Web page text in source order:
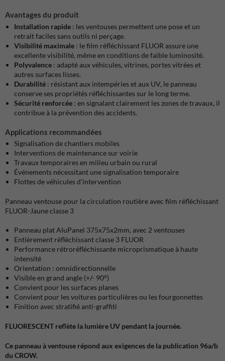
Avantages du produit
Installation rapide : les ventouses permettent une pose et un
retrait faciles sans outils ni perçage.
Visibilité maximale : le film réfléchissant FLUOR assure une
excellente visibilité, même en conditions de faible luminosité.
Polyvalence : adapté aux véhicules, vitrines, portes vitrées et
autres surfaces lisses.
Durabilité : résistant aux intempéries et aux UV, le panneau
conserve ses propriétés réfléchissantes sur le long terme.
Sécurité renforcée : en signalant clairement les zones de travaux, il
contribue à la prévention des accidents.
Applications recommandées
Signalisation de chantiers mobiles
Interventions de maintenance sur voirie
Travaux temporaires en milieu urbain ou rural
Événements nécessitant une signalisation temporaire
Flottes de véhicules d'intervention
Panneau ventouse pour la circulation routière avec film réfléchissant
FLUOR-Jaune classe 3
Panneau plat AluPanel 375x75x2mm, avec 2 ventouses
Entièrement réfléchissant classe 3 FLUOR
Performance rétroréfléchissante microprismatique à haute
intensité
Orientation : omnidirectionnelle
Visible en grand angle (+/- 90°)
Convient pour les surfaces planes
Convient pour les voitures particulières ou les fourgonnettes
Finition avec stratifié anti-graffiti
FLUORESCENT reflète la lumière UV pendant la journée.
Ce panneau à ventouse répond aux exigences de la publication 96a/b
du CROW.